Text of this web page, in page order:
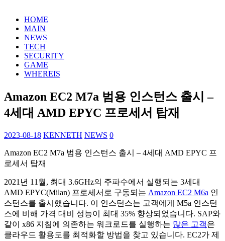
HOME
MAIN
NEWS
TECH
SECURITY
GAME
WHEREIS
Amazon EC2 M7a 범용 인스턴스 출시 –
4세대 AMD EPYC 프로세서 탑재
2023-08-18 KENNETH NEWS 0
Amazon EC2 M7a 범용 인스턴스 출시 – 4세대 AMD EPYC 프
로세서 탑재
2021년 11월, 최대 3.6GHz의 주파수에서 실행되는 3세대
AMD EPYC(Milan) 프로세서로 구동되는 Amazon EC2 M6a 인
스턴스를 출시했습니다. 이 인스턴스는 고객에게 M5a 인스턴
스에 비해 가격 대비 성능이 최대 35% 향상되었습니다. SAP와
같이 x86 지침에 의존하는 워크로드를 실행하는 많은 고객은
클라우드 활용도를 최적화할 방법을 찾고 있습니다. EC2가 제